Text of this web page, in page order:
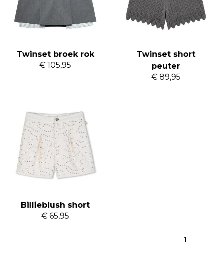
Twinset broek rok
€ 105,95
Twinset short
peuter
€ 89,95
Billieblush short
€ 65,95
1